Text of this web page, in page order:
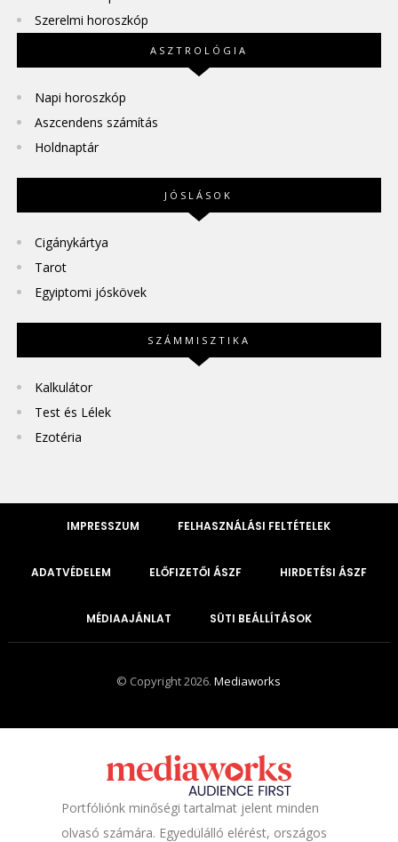
Szerelmi horoszkóp
ASZTROLÓGIA
Napi horoszkóp
Aszcendens számítás
Holdnaptár
JÓSLÁSOK
Cigánykártya
Tarot
Egyiptomi jóskövek
SZÁMMISZTIKA
Kalkulátor
Test és Lélek
Ezotéria
IMPRESSZUM FELHASZNÁLÁSI FELTÉTELEK
ADATVÉDELEM ELŐFIZETŐI ÁSZF HIRDETÉSI ÁSZF
MÉDIAAJÁNLAT SÜTI BEÁLLÍTÁSOK
© Copyright 2026.Mediaworks
Portfóliónk minőségi tartalmat jelent minden
olvasó számára. Egyedülálló elérést, országos